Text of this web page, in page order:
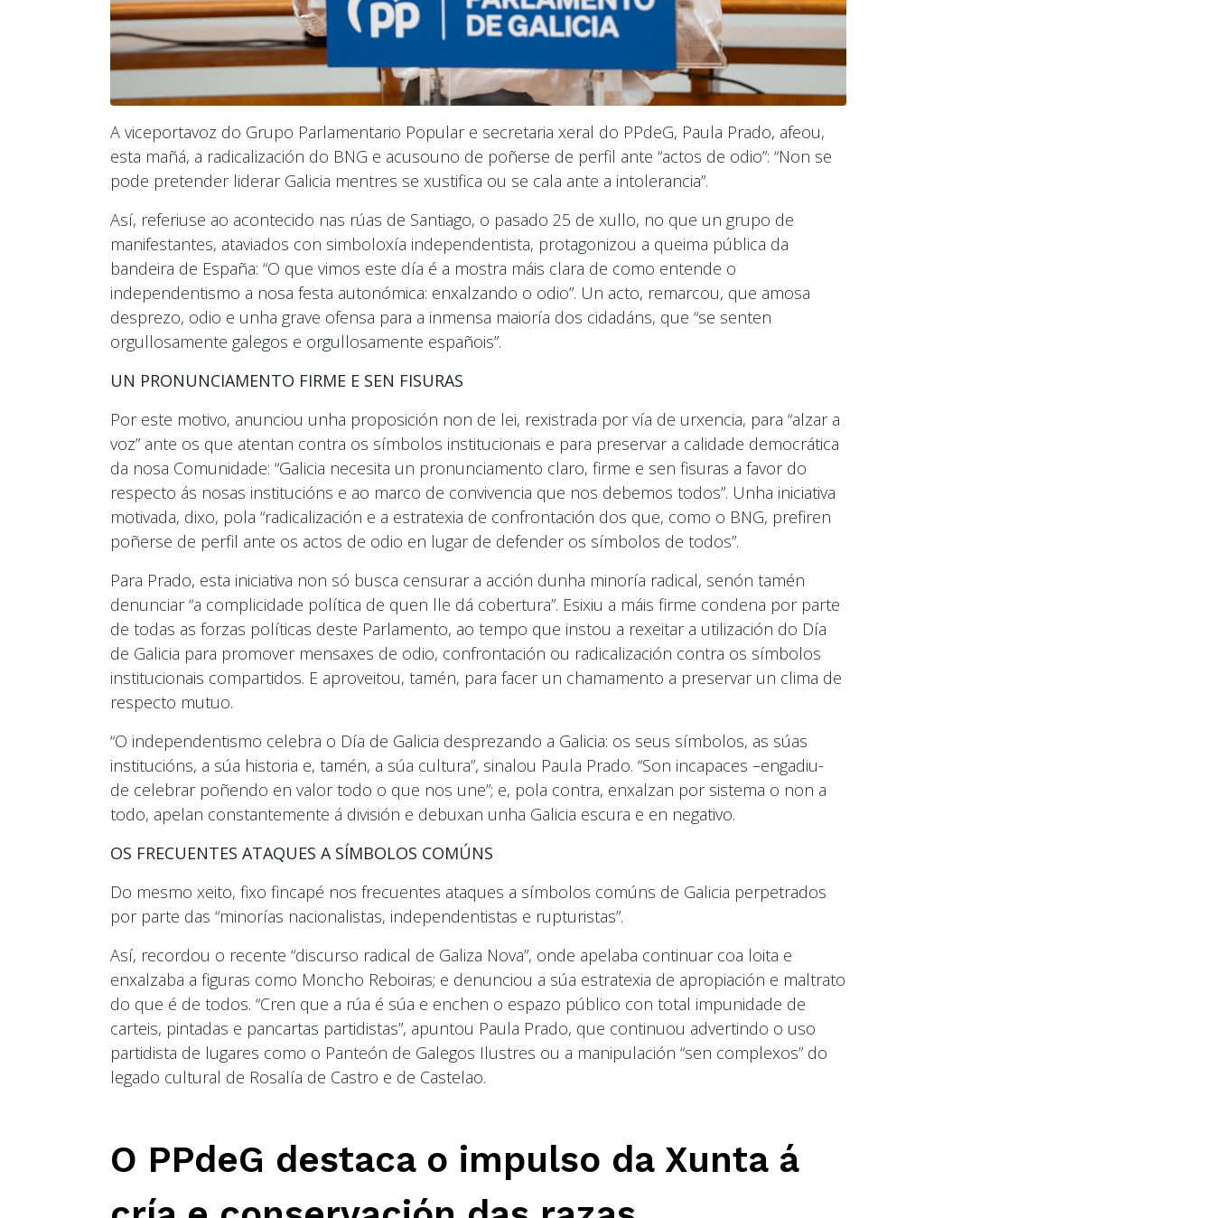
A viceportavoz do Grupo Parlamentario Popular e secretaria xeral do PPdeG, Paula Prado, afeou,
esta mañá, a radicalización do BNG e acusouno de poñerse de perfil ante “actos de odio”: “Non se
pode pretender liderar Galicia mentres se xustifica ou se cala ante a intolerancia”.
Así, referiuse ao acontecido nas rúas de Santiago, o pasado 25 de xullo, no que un grupo de
manifestantes, ataviados con simboloxía independentista, protagonizou a queima pública da
bandeira de España: “O que vimos este día é a mostra máis clara de como entende o
independentismo a nosa festa autonómica: enxalzando o odio”. Un acto, remarcou, que amosa
desprezo, odio e unha grave ofensa para a inmensa maioría dos cidadáns, que “se senten
orgullosamente galegos e orgullosamente españois”.
UN PRONUNCIAMENTO FIRME E SEN FISURAS
Por este motivo, anunciou unha proposición non de lei, rexistrada por vía de urxencia, para “alzar a
voz” ante os que atentan contra os símbolos institucionais e para preservar a calidade democrática
da nosa Comunidade: “Galicia necesita un pronunciamento claro, firme e sen fisuras a favor do
respecto ás nosas institucións e ao marco de convivencia que nos debemos todos”. Unha iniciativa
motivada, dixo, pola “radicalización e a estratexia de confrontación dos que, como o BNG, prefiren
poñerse de perfil ante os actos de odio en lugar de defender os símbolos de todos”.
Para Prado, esta iniciativa non só busca censurar a acción dunha minoría radical, senón tamén
denunciar “a complicidade política de quen lle dá cobertura”. Esixiu a máis firme condena por parte
de todas as forzas políticas deste Parlamento, ao tempo que instou a rexeitar a utilización do Día
de Galicia para promover mensaxes de odio, confrontación ou radicalización contra os símbolos
institucionais compartidos. E aproveitou, tamén, para facer un chamamento a preservar un clima de
respecto mutuo.
“O independentismo celebra o Día de Galicia desprezando a Galicia: os seus símbolos, as súas
institucións, a súa historia e, tamén, a súa cultura”, sinalou Paula Prado. “Son incapaces –engadiu-
de celebrar poñendo en valor todo o que nos une”; e, pola contra, enxalzan por sistema o non a
todo, apelan constantemente á división e debuxan unha Galicia escura e en negativo.
OS FRECUENTES ATAQUES A SÍMBOLOS COMÚNS
Do mesmo xeito, fixo fincapé nos frecuentes ataques a símbolos comúns de Galicia perpetrados
por parte das “minorías nacionalistas, independentistas e rupturistas”.
Así, recordou o recente “discurso radical de Galiza Nova”, onde apelaba continuar coa loita e
enxalzaba a figuras como Moncho Reboiras; e denunciou a súa estratexia de apropiación e maltrato
do que é de todos. “Cren que a rúa é súa e enchen o espazo público con total impunidade de
carteis, pintadas e pancartas partidistas”, apuntou Paula Prado, que continuou advertindo o uso
partidista de lugares como o Panteón de Galegos Ilustres ou a manipulación “sen complexos” do
legado cultural de Rosalía de Castro e de Castelao.
O PPdeG destaca o impulso da Xunta á